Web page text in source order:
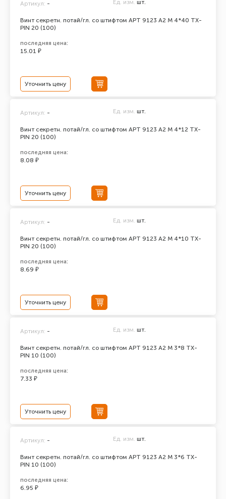
Винт секретн. потай/гл. со штифтом АРТ 9123 А2 M 4*40 TX-
PIN 20 (100)
Артикул: - Ед. изм. шт.
последняя цена:
15.01 ₽
Уточнить цену
Винт секретн. потай/гл. со штифтом АРТ 9123 А2 M 4*12 TX-
PIN 20 (100)
Артикул: - Ед. изм. шт.
последняя цена:
8.08 ₽
Уточнить цену
Винт секретн. потай/гл. со штифтом АРТ 9123 А2 M 4*10 TX-
PIN 20 (100)
Артикул: - Ед. изм. шт.
последняя цена:
8.69 ₽
Уточнить цену
Винт секретн. потай/гл. со штифтом АРТ 9123 А2 M 3*8 TX-
PIN 10 (100)
Артикул: - Ед. изм. шт.
последняя цена:
7.33 ₽
Уточнить цену
Винт секретн. потай/гл. со штифтом АРТ 9123 А2 M 3*6 TX-
PIN 10 (100)
Артикул: - Ед. изм. шт.
последняя цена:
6.95 ₽